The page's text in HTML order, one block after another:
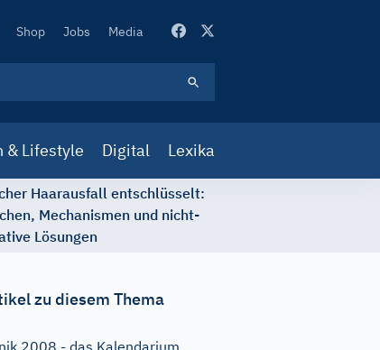
Secondary
Shop Jobs Media
& Lifestyle Digital Lexika
Haarausfall entschlüsselt:
Mechanismen und nicht-
Lösungen
zu diesem Thema
2008 - das Kalendarium